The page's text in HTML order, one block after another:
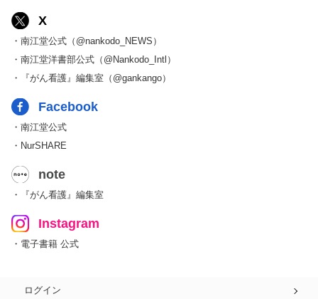
X
・南江堂公式（@nankodo_NEWS）
・南江堂洋書部公式（@Nankodo_Intl）
・『がん看護』編集室（@gankango）
Facebook
・南江堂公式
・NurSHARE
note
・『がん看護』編集室
Instagram
・電子書籍 公式
ログイン